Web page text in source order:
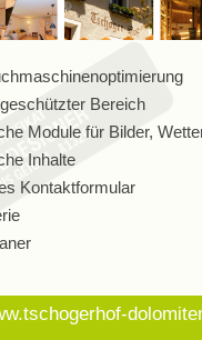
Bereich
Module für Bilder,
Inhalte
Kontaktformular